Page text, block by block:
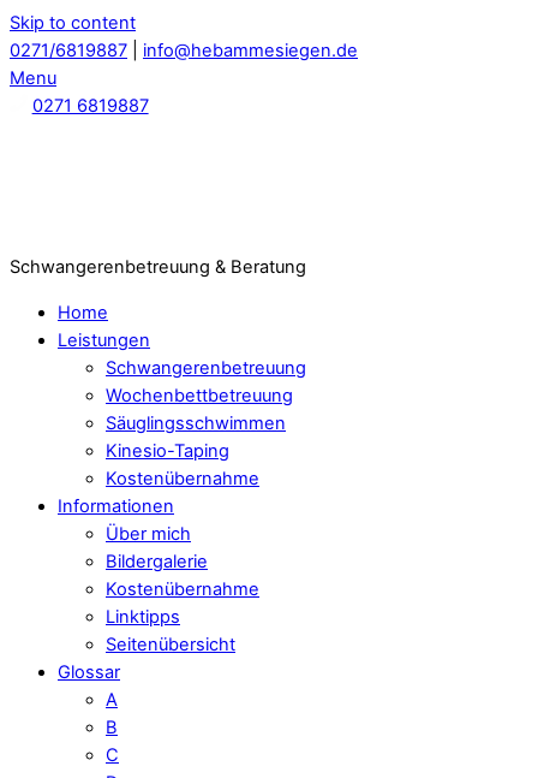
Skip to content
0271/6819887
info@hebammesiegen.de
Menu
0271 6819887
Schwangerenbetreuung & Beratung
Home
Leistungen
Schwangerenbetreuung
Wochenbettbetreuung
Säuglingsschwimmen
Kinesio-Taping
Kostenübernahme
Informationen
Über mich
Bildergalerie
Kostenübernahme
Linktipps
Seitenübersicht
Glossar
A
B
C